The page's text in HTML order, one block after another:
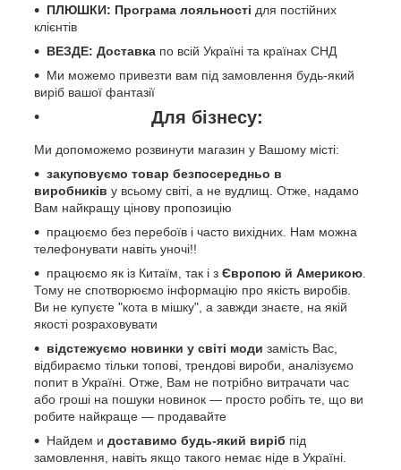
ПЛЮШКИ: Програма лояльності для постійних
клієнтів
ВЕЗДЕ: Доставка по всій Україні та країнах СНД
Ми можемо привезти вам під замовлення будь-який
виріб вашої фантазії
Для бізнесу:
Ми допоможемо розвинути магазин у Вашому місті:
закуповуємо товар безпосередньо в
виробників у всьому світі, а не вудлищ. Отже, надамо
Вам найкращу цінову пропозицію
працюємо без перебоїв і часто вихідних. Нам можна
телефонувати навіть уночі!!
працюємо як із Китаїм, так і з Європою й Америкою
Тому не спотворюємо інформацію про якість виробів.
Ви не купуєте "кота в мішку", а завжди знаєте, на якій
якості розраховувати
відстежуємо новинки у світі моди замість Вас,
відбираємо тільки топові, трендові вироби, аналізуємо
попит в Україні. Отже, Вам не потрібно витрачати час
або гроші на пошуки новинок — просто робіть те, що ви
робите найкраще — продавайте
Найдем и доставимо будь-який виріб під
замовлення, навіть якщо такого немає ніде в Україні.